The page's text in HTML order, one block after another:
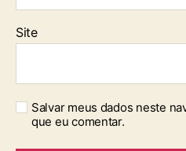
Site
Salvar meus dados neste
que eu comentar.